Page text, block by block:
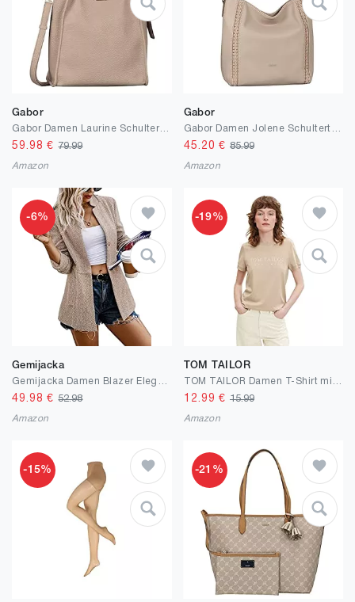
Gabor
Gabor Damen Laurine Schultertasche
59.98 €79.99
Amazon
Gabor
45.20 € 85.99
Amazon
-6%
Gemijacka
49.98 €52.98
Amazon
-19%
TOM TAILOR
12.99 € 15.99
Amazon
-15% -21%